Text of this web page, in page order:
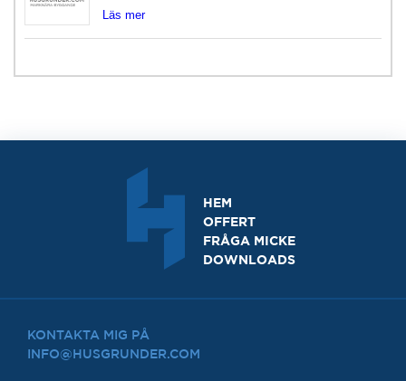
Läs mer
HEM
OFFERT
FRÅGA MICKE
DOWNLOADS
KONTAKTA MIG PÅ
INFO@HUSGRUNDER.COM